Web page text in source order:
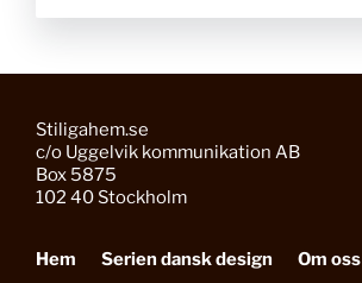
Stiligahem.se
c/o Uggelvik kommunikation AB
Box 5875
102 40 Stockholm
Hem Serien dansk design Om oss